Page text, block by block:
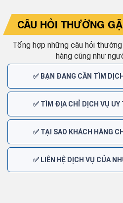
CÂU HỎI THƯỜNG
Tổng hợp những câu hỏi
hàng cũng như
✅ BẠN ĐANG CẦN TÌM
✅ TÌM ĐỊA CHỈ DỊCH VỤ UY
✅ TẠI SAO KHÁCH HÀNG
✅ LIÊN HỆ DỊCH VỤ CỦA